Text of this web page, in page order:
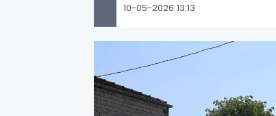
10-05-2026 13:13